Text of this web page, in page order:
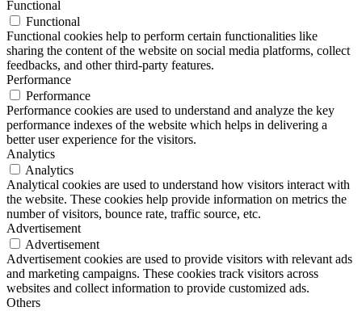
Functional
Functional
Functional cookies help to perform certain functionalities like
sharing the content of the website on social media platforms, collect
feedbacks, and other third-party features.
Performance
Performance
Performance cookies are used to understand and analyze the key
performance indexes of the website which helps in delivering a
better user experience for the visitors.
Analytics
Analytics
Analytical cookies are used to understand how visitors interact with
the website. These cookies help provide information on metrics the
number of visitors, bounce rate, traffic source, etc.
Advertisement
Advertisement
Advertisement cookies are used to provide visitors with relevant ads
and marketing campaigns. These cookies track visitors across
websites and collect information to provide customized ads.
Others